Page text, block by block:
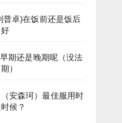
普卓)在饭前还是饭后
期还是晚期呢（没法
）
安森珂）最佳服用时
候？